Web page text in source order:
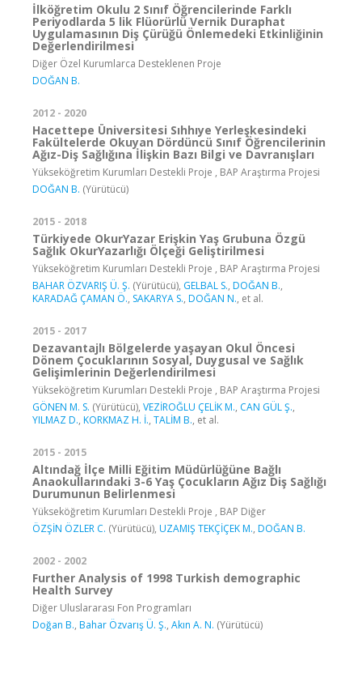
İlköğretim Okulu 2 Sınıf Öğrencilerinde Farklı
Periyodlarda 5 lik Flüorürlü Vernik Duraphat
Uygulamasının Diş Çürüğü Önlemedeki Etkinliğinin
Değerlendirilmesi
Diğer Özel Kurumlarca Desteklenen Proje
DOĞAN B.
2012 - 2020
Hacettepe Üniversitesi Sıhhıye Yerleşkesindeki
Fakültelerde Okuyan Dördüncü Sınıf Öğrencilerinin
Ağız-Diş Sağlığına İlişkin Bazı Bilgi ve Davranışları
Yükseköğretim Kurumları Destekli Proje , BAP Araştırma Projesi
DOĞAN B. (Yürütücü)
2015 - 2018
Türkiyede OkurYazar Erişkin Yaş Grubuna Özgü
Sağlık OkurYazarlığı Ölçeği Geliştirilmesi
Yükseköğretim Kurumları Destekli Proje , BAP Araştırma Projesi
BAHAR ÖZVARIŞ Ü. Ş. (Yürütücü), GELBAL S., DOĞAN B.,
KARADAĞ ÇAMAN Ö., SAKARYA S., DOĞAN N., et al.
2015 - 2017
Dezavantajlı Bölgelerde yaşayan Okul Öncesi
Dönem Çocuklarının Sosyal, Duygusal ve Sağlık
Gelişimlerinin Değerlendirilmesi
Yükseköğretim Kurumları Destekli Proje , BAP Araştırma Projesi
GÖNEN M. S. (Yürütücü), VEZİROĞLU ÇELİK M., CAN GÜL Ş.,
YILMAZ D., KORKMAZ H. İ., TALİM B., et al.
2015 - 2015
Altındağ İlçe Milli Eğitim Müdürlüğüne Bağlı
Anaokullarındaki 3-6 Yaş Çocukların Ağız Diş Sağlığı
Durumunun Belirlenmesi
Yükseköğretim Kurumları Destekli Proje , BAP Diğer
ÖZŞİN ÖZLER C. (Yürütücü), UZAMIŞ TEKÇİÇEK M., DOĞAN B.
2002 - 2002
Further Analysis of 1998 Turkish demographic
Health Survey
Diğer Uluslararası Fon Programları
Doğan B., Bahar Özvarış Ü. Ş., Akın A. N. (Yürütücü)